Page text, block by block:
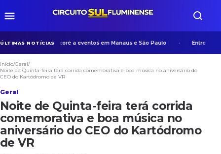
ÚLTIMAS NOTÍCIASde Manicoré a eventos em Manaus e São Paulo Entre
Início/Geral/
Noite de Quinta-feira terá corrida comemorativa e boa música no aniversário do
CEO do Kartódromo de VR
Geral
Noite de Quinta-feira terá corrida
comemorativa e boa música no
aniversário do CEO do Kartódromo
de VR